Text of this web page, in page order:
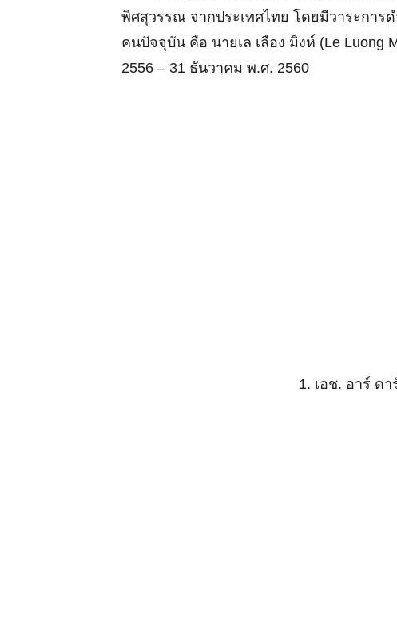
พิศสุวรรณ จากประเทศไทย โดยมีวาระการ
คนปัจจุบัน คือ นายเล เลือง มิงห์ (Le Luong
2556 – 31 ธันวาคม พ.ศ. 2560
1. เอช. อาร์ ด